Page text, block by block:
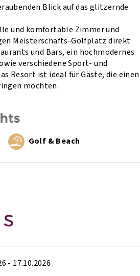
Blick auf das glitzernde
und komfortable Zimmer und
Meisterschafts-Golfplatz direkt
und Bars, ein hochmodernes
verschiedene Sport- und
Resort ist ideal für Gäste, die einen
möchten.
Golf & Beach
- 17.10.2026